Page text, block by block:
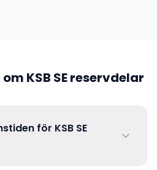
KSB SEreservdelar
för KSB SE